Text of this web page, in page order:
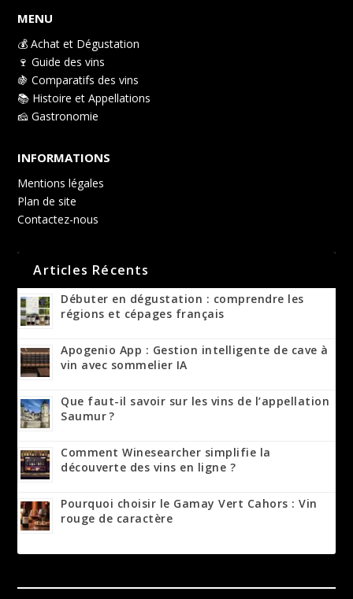
MENU
💰 Achat et Dégustation
🍷 Guide des vins
🍇 Comparatifs des vins
📚 Histoire et Appellations
🧀 Gastronomie
INFORMATIONS
Mentions légales
Plan de site
Contactez-nous
Articles Récents
Débuter en dégustation : comprendre les
régions et cépages français
Apogenio App : Gestion intelligente de cave à
vin avec sommelier IA
Que faut-il savoir sur les vins de l’appellation
Saumur ?
Comment Winesearcher simplifie la
découverte des vins en ligne ?
Pourquoi choisir le Gamay Vert Cahors : Vin
rouge de caractère